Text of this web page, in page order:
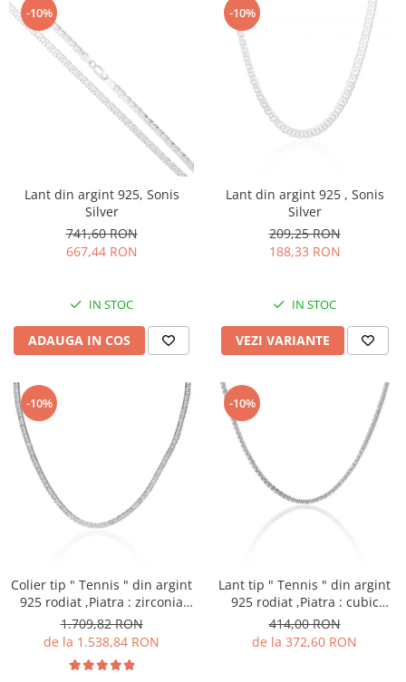
INELE
PIERCING
SETURI BIJUTERII
ACE DE CRAVATA
BRATARI PENTRU PICIOR
INELE
BUTONI
BRATARA TIP ROZARIU
LANTURI TIP ROZARIU
-10%
Lant din argint 925, Sonis
Silver
741,60 RON
667,44 RON
IN STOC
ADAUGA IN COS
-10%
Lant din argint 925 , Sonis
Silver
209,25 RON
188,33 RON
IN STOC
VEZI VARIANTE
-10%
Colier tip " Tennis " din argint
925 rodiat ,Piatra : zirconia
fatetata ,Culoare :
transparenta ,
1.709,82 RON
de la 1.538,84 RON
-10%
Lant tip " Tennis " din argint
925 rodiat ,Piatra : cubic
zirconia , Culoare :
transparenta , Sonis Silver
414,00 RON
de la 372,60 RON